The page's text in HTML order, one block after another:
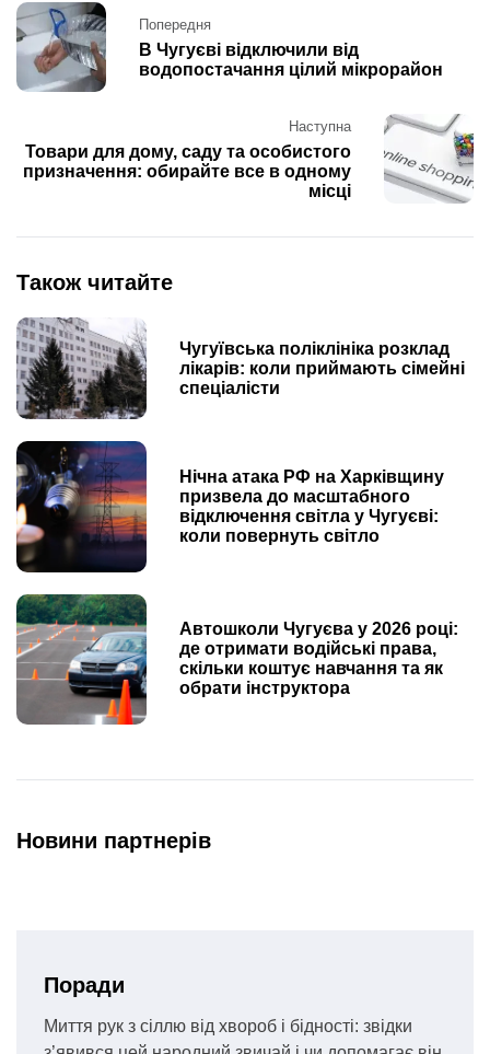
Post
navigation
Попередня
В Чугуєві відключили від
водопостачання цілий мікрорайон
Наступна
Товари для дому, саду та особистого
призначення: обирайте все в одному
місці
Також читайте
Чугуївська поліклініка розклад
лікарів: коли приймають сімейні
спеціалісти
Нічна атака РФ на Харківщину
призвела до масштабного
відключення світла у Чугуєві:
коли повернуть світло
Автошколи Чугуєва у 2026 році:
де отримати водійські права,
скільки коштує навчання та як
обрати інструктора
Новини партнерів
Поради
Миття рук з сіллю від хвороб і бідності: звідки